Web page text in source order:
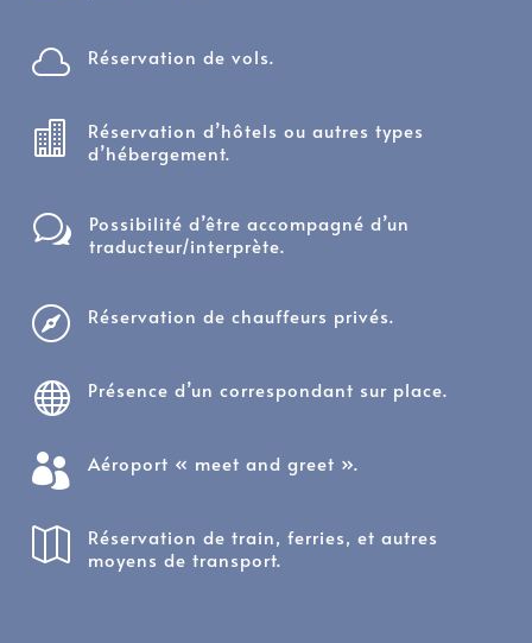
 Réservation de vols.

Réservation d’hôtels ou autres types
d’hébergement.
w
Possibilité d’être accompagné d’un
traducteur/interprète.
 Réservation de chauffeurs privés.
 Présence d’un correspondant sur place.
 Aéroport « meet and greet ».

Réservation de train, ferries, et autres
moyens de transport.